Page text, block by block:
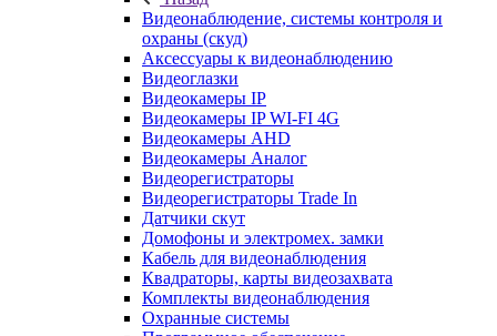
Видеонаблюдение, системы контроля и
охраны (скуд)
Аксессуары к видеонаблюдению
Видеоглазки
Видеокамеры IP
Видеокамеры IP WI-FI 4G
Видеокамеры AHD
Видеокамеры Аналог
Видеорегистраторы
Видеорегистраторы Trade In
Датчики скут
Домофоны и электромех. замки
Кабель для видеонаблюдения
Квадраторы, карты видеозахвата
Комплекты видеонаблюдения
Охранные системы